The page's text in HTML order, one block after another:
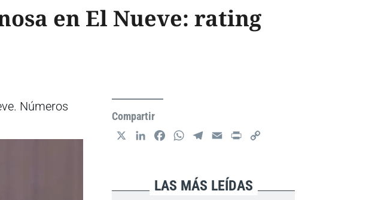
en El Nueve: rating
Números
Compartir
e
e
b
W
t
s
e
g
i
l
n
t
L
LAS MÁS LEÍDAS